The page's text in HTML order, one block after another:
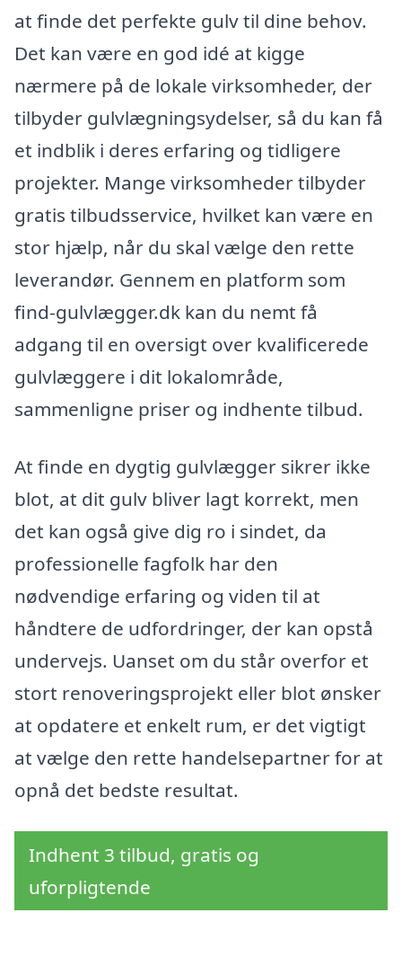
at finde det perfekte gulv til dine behov.
Det kan være en god idé at kigge
nærmere på de lokale virksomheder, der
tilbyder gulvlægningsydelser, så du kan få
et indblik i deres erfaring og tidligere
projekter. Mange virksomheder tilbyder
gratis tilbudsservice, hvilket kan være en
stor hjælp, når du skal vælge den rette
leverandør. Gennem en platform som
find-gulvlægger.dk kan du nemt få
adgang til en oversigt over kvalificerede
gulvlæggere i dit lokalområde,
sammenligne priser og indhente tilbud.
At finde en dygtig gulvlægger sikrer ikke
blot, at dit gulv bliver lagt korrekt, men
det kan også give dig ro i sindet, da
professionelle fagfolk har den
nødvendige erfaring og viden til at
håndtere de udfordringer, der kan opstå
undervejs. Uanset om du står overfor et
stort renoveringsprojekt eller blot ønsker
at opdatere et enkelt rum, er det vigtigt
at vælge den rette handelsepartner for at
opnå det bedste resultat.
Indhent 3 tilbud, gratis og
uforpligtende